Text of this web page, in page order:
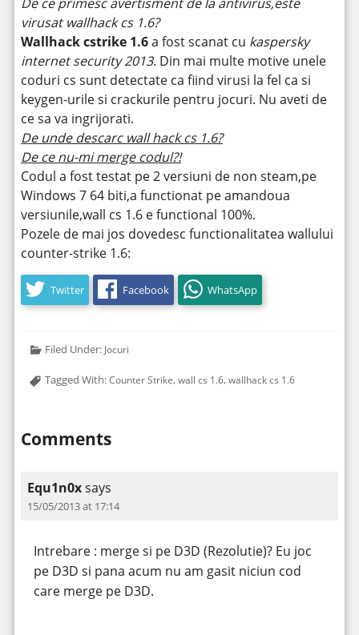
virusat wallhack cs 1.6?
Wallhack cstrike 1.6a fost scanat cu kaspersky
internet security 2013. Din mai multe motive unele
coduri cs sunt detectate ca fiind virusi la fel ca si
keygen-urile si crackurile pentru jocuri. Nu aveti de
ce sa va ingrijorati.
De unde descarc wall hack cs 1.6?
De ce nu-mi merge codul?!
Codul a fost testat pe 2 versiuni de non steam,pe
Windows 7 64 biti,a functionat pe amandoua
versiunile,wall cs 1.6 e functional 100%.
Pozele de mai jos dovedesc functionalitatea wallului
counter-strike 1.6:
Twitter Facebook WhatsApp
Filed Under: Jocuri
Tagged With:Counter Strike,wall cs 1.6,wallhack cs 1.6
Comments
Equ1n0xsays
15/05/2013 at 17:14
Intrebare : merge si pe D3D (Rezolutie)? Eu joc
pe D3D si pana acum nu am gasit niciun cod
care merge pe D3D.